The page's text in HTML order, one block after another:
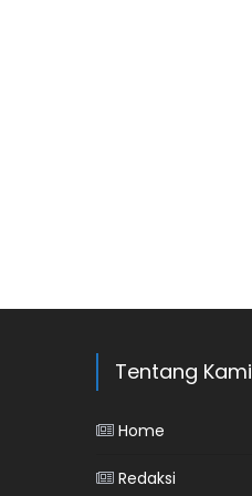
Tentang Kami
Home
Redaksi